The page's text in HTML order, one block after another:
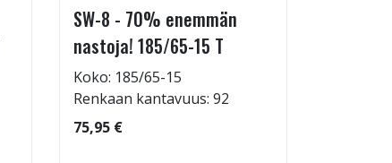
SW-8 - 70% enemmän
nastoja! 185/65-15 T
Koko: 185/65-15
Renkaan kantavuus: 92
75,95 €